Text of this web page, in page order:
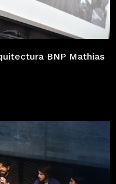
BNP Mathias